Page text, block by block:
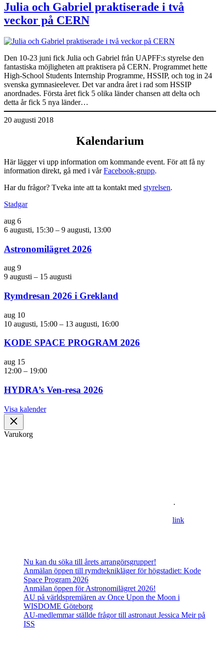
Julia och Gabriel praktiserade i två
veckor på CERN
Den 10-23 juni fick Julia och Gabriel från UAPFF:s styrelse den
fantastiska möjligheten att praktisera på CERN. Programmet hette
High-School Students Internship Programme, HSSIP, och tog in 24
svenska gymnasieelever. Det var andra året i rad som HSSIP
anordnades. Första året fick 5 olika länder chansen att delta och
detta år fick 5 nya länder…
20 augusti 2018
Kalendarium
Här lägger vi upp information om kommande event. För att få ny
information direkt, gå med i vårFacebook-grupp.
Har du frågor? Tveka inte att ta kontakt med styrelsen.
Stadgar
aug 6
6 augusti, 15:30 – 9 augusti, 13:00
Astronomilägret 2026
aug 9
9 augusti – 15 augusti
Rymdresan 2026 i Grekland
aug 10
10 augusti, 15:00 – 13 augusti, 16:00
KODE SPACE PROGRAM 2026
aug 15
12:00 – 19:00
HYDRA’s Ven-resa 2026
Visa kalender
Varukorg
.
link
Nu kan du söka till årets arrangörsgrupper!
Anmälan öppen till rymdteknikläger för högstadiet: Kode
Space Program 2026
Anmälan öppen för Astronomilägret 2026!
AU på världspremiären av Once Upon the Moon i
WISDOME Göteborg
AU-medlemmar ställde frågor till astronaut Jessica Meir på
ISS